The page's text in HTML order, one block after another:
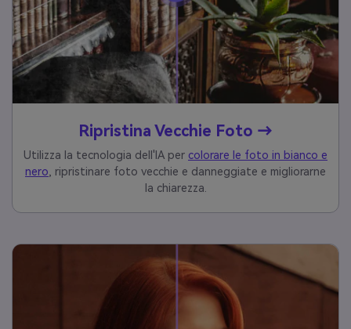
Ripristina Vecchie Foto →
Utilizza la tecnologia dell'IA per colorare le foto in bianco e
nero, ripristinare foto vecchie e danneggiate e migliorarne
la chiarezza.